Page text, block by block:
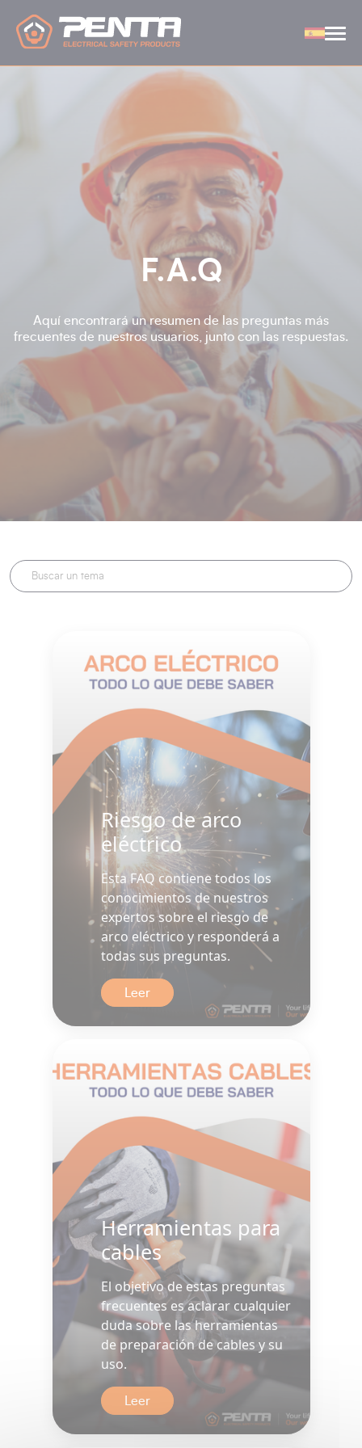
F.A.Q
Aquí encontrará un resumen de las preguntas más
frecuentes de nuestros usuarios, junto con las respuestas.
Riesgo de arco
eléctrico
Esta FAQ contiene todos los
conocimientos de nuestros
expertos sobre el riesgo de
arco eléctrico y responderá a
todas sus preguntas.
Leer
Herramientas para
cables
El objetivo de estas preguntas
frecuentes es aclarar cualquier
duda sobre las herramientas
de preparación de cables y su
uso.
Leer